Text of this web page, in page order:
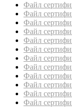
Файл
Файл
Файл
Файл
Файл
Файл
Файл
Файл
Файл
Файл
Файл
Файл